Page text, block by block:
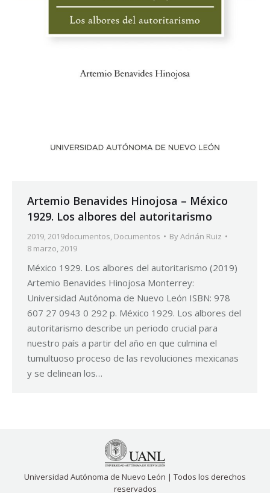
Artemio Benavides Hinojosa – México
1929. Los albores del autoritarismo
2019,2019documentos, Documentos ByAdrián Ruiz
8 marzo, 2019
México 1929. Los albores del autoritarismo (2019)
Artemio Benavides Hinojosa Monterrey:
Universidad Autónoma de Nuevo León ISBN: 978
607 27 0943 0 292 p. México 1929. Los albores del
autoritarismo describe un periodo crucial para
nuestro país a partir del año en que culmina el
tumultuoso proceso de las revoluciones mexicanas
y se delinean los…
Universidad Autónoma de Nuevo León | Todos los derechos
reservados